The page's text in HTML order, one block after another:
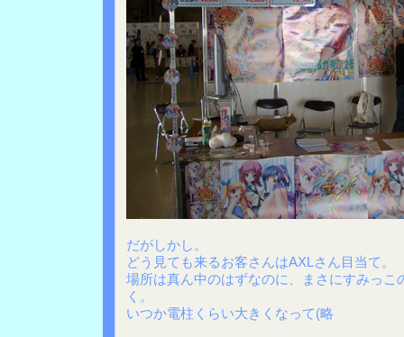
だがしかし。
どう見ても来るお客さんはAXLさん目当て。
場所は真ん中のはずなのに、まさにすみっこ
く。
いつか電柱くらい大きくなって(略